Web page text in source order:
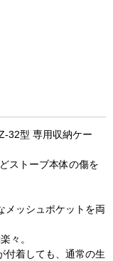
へ進む
32型 専用収納ケー
ストーブ本体の傷を
メッシュポケットを両
々。
付着しても、通常の生